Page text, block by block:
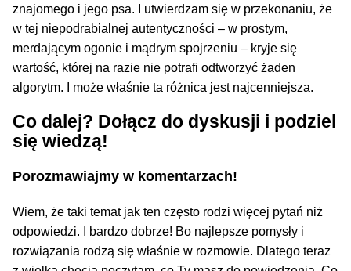
znajomego i jego psa. I utwierdzam się w przekonaniu, że
w tej niepodrabialnej autentyczności – w prostym,
merdającym ogonie i mądrym spojrzeniu – kryje się
wartość, której na razie nie potrafi odtworzyć żaden
algorytm. I może właśnie ta różnica jest najcenniejsza.
Co dalej? Dołącz do dyskusji i podziel
się wiedzą!
Porozmawiajmy w komentarzach!
Wiem, że taki temat jak ten często rodzi więcej pytań niż
odpowiedzi. I bardzo dobrze! Bo najlepsze pomysły i
rozwiązania rodzą się właśnie w rozmowie. Dlatego teraz